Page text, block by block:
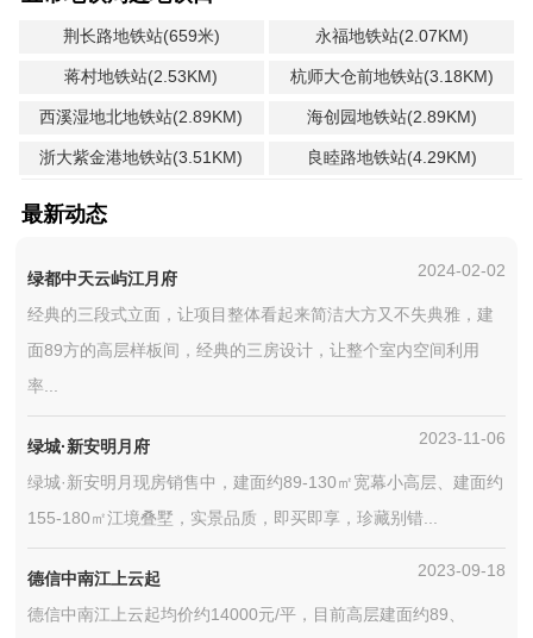
荆长路地铁站(659米) 永福地铁站(2.07KM)
蒋村地铁站(2.53KM) 杭师大仓前地铁站(3.18KM)
西溪湿地北地铁站(2.89KM) 海创园地铁站(2.89KM)
浙大紫金港地铁站(3.51KM) 良睦路地铁站(4.29KM)
最新动态
绿都中天云屿江月府 2024-02-02
经典的三段式立面，让项目整体看起来简洁大方又不失典雅，建
面89方的高层样板间，经典的三房设计，让整个室内空间利用
率...
绿城·新安明月府 2023-11-06
绿城·新安明月现房销售中，建面约89-130㎡宽幕小高层、建面约
155-180㎡江境叠墅，实景品质，即买即享，珍藏别错...
德信中南江上云起 2023-09-18
德信中南江上云起均价约14000元/平，目前高层建面约89、